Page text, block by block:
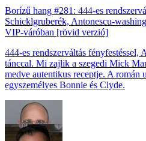
Borízű hang #281: 444-es
Schicklgruberék, Antonescu-
VIP-váróban [rövid verzió]
444-es rendszerváltás fényfestéssel,
tánccal. Mi zajlik a szegedi Mick
medve autentikus receptje. A
egyszemélyes Bonnie és Clyde.